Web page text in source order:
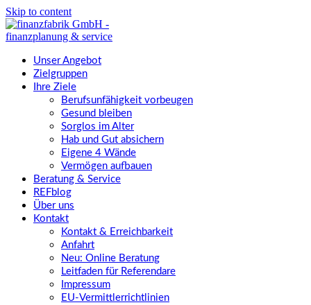
Skip to content
Unser Angebot
Zielgruppen
Ihre Ziele
Berufsunfähigkeit vorbeugen
Gesund bleiben
Sorglos im Alter
Hab und Gut absichern
Eigene 4 Wände
Vermögen aufbauen
Beratung & Service
REFblog
Über uns
Kontakt
Kontakt & Erreichbarkeit
Anfahrt
Neu: Online Beratung
Leitfaden für Referendare
Impressum
EU-Vermittlerrichtlinien